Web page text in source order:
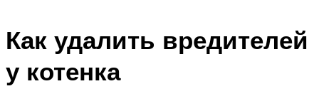
Как удалить вредителей
у котенка